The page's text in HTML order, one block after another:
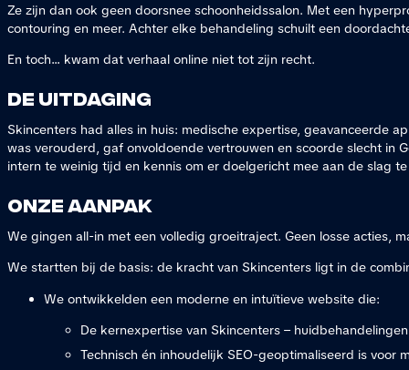
Ze zijn dan ook geen doorsnee schoonheidssalon. Met een
contouring en meer. Achter elke behandeling schuilt een
En toch… kwam dat verhaal online niet tot zijn recht.
De uitdaging
Skincenters had alles in huis: medische expertise, geavanceerde
was verouderd, gaf onvoldoende vertrouwen en scoorde slecht in
intern te weinig tijd en kennis om er doelgericht mee aan de slag
Onze aanpak
We gingen all-in met een volledig groeitraject. Geen losse acties,
We startten bij de basis: de kracht van Skincenters ligt in de
We ontwikkelden een moderne en intuïtieve website die:
De kernexpertise van Skincenters –
Technisch én inhoudelijk SEO-geoptimaliseerd is voor